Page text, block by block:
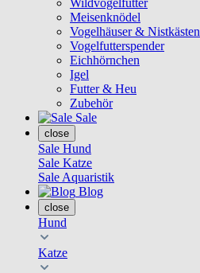
Wildvogelfutter
Meisenknödel
Vogelhäuser & Nistkästen
Vogelfutterspender
Eichhörnchen
Igel
Futter & Heu
Zubehör
Sale
close
Sale Hund
Sale Katze
Sale Aquaristik
Blog
close
Hund
Katze